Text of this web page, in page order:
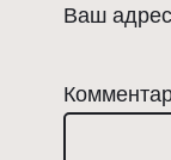
Ваш